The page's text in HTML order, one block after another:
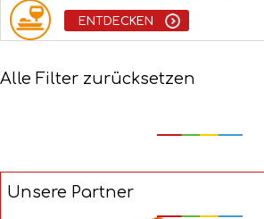
ENTDECKEN
Alle Filter zurücksetzen
Unsere Partner